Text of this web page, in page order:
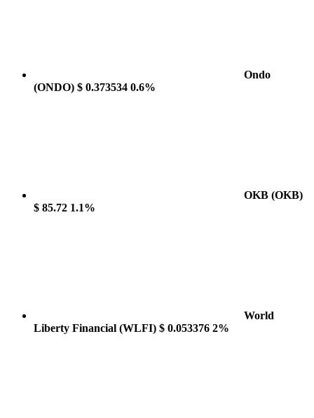
Ondo
(ONDO) $ 0.373534 0.6%
OKB (OKB)
$ 85.72 1.1%
World
Liberty Financial (WLFI) $ 0.053376 2%